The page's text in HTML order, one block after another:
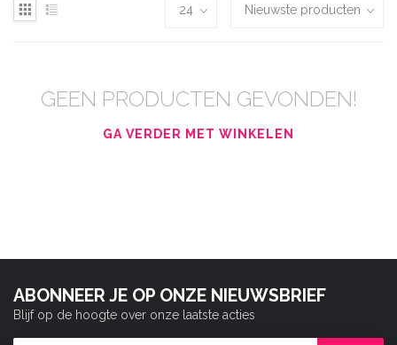
GEEN PRODUCTEN GEVONDEN!
GA VERDER MET WINKELEN
ABONNEER JE OP ONZE NIEUWSBRIEF
Blijf op de hoogte over onze laatste acties